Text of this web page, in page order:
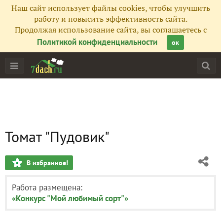
Наш сайт использует файлы cookies, чтобы улучшить
работу и повысить эффективность сайта.
Продолжая использование сайта, вы соглашаетесь с
Политикой конфиденциальности
ок
Томат "Пудовик"
В избранное!
Работа размещена:
«Конкурс "Мой любимый сорт"»